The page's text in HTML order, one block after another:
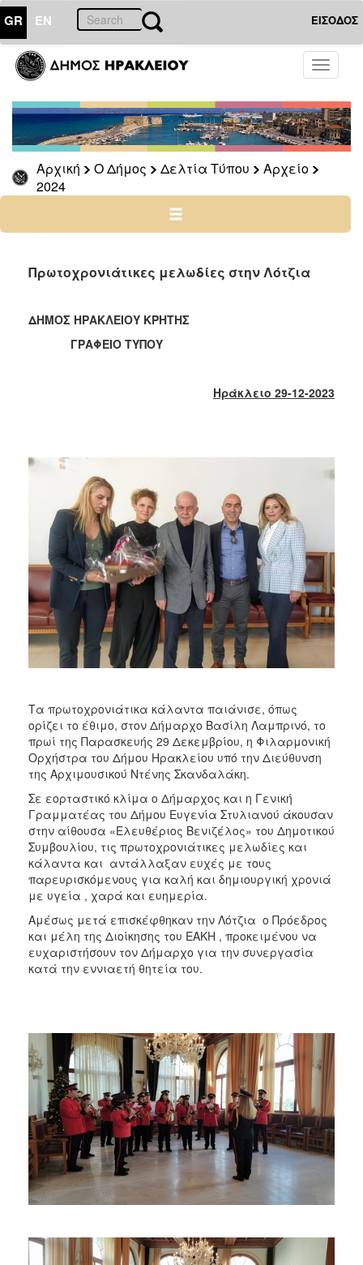
GR EN ΕΙΣΟΔΟΣ
Toggle
Αρχική Ο Δήμος Δελτία Τύπου
Αρχείο
2024
ΔΗΜΟΣ
Δελτία
Τύπου
Αρχείο
2026
2025
2022
2020
2019
2013
2012
2011
2010
2006
ΤΟΠΟΣ
ΑΝΘΕΚΤΙΚΗ
ΠΟΛΗ
Πρωτοχρονιάτικες μελωδίες στην Λότζια
ΔΗΜΟΣ ΗΡΑΚΛΕΙΟΥ ΚΡΗΤΗΣ
ΓΡΑΦΕΙΟ ΤΥΠΟΥ
Ηράκλειο 29-12-2023
Τα πρωτοχρονιάτικα κάλαντα παιάνισε, όπως
ορίζει το έθιμο, στον Δήμαρχο Βασίλη Λαμπρινό, το
πρωί της Παρασκευής 29 Δεκεμβρίου, η Φιλαρμονική
Ορχήστρα του Δήμου Ηρακλείου υπό την Διεύθυνση
της Αρχιμουσικού Ντένης Σκανδαλάκη.
Σε εορταστικό κλίμα ο Δήμαρχος και η Γενική
Γραμματέας του Δήμου Ευγενία Στυλιανού άκουσαν
στην αίθουσα «Ελευθέριος Βενιζέλος» του Δημοτικού
Συμβουλίου, τις πρωτοχρονιάτικες μελωδίες και
κάλαντα και αντάλλαξαν ευχές με τους
παρευρισκόμενους για καλή και δημιουργική χρονιά
με υγεία , χαρά και ευημερία.
Αμέσως μετά επισκέφθηκαν την Λότζια ο Πρόεδρος
και μέλη της Διοίκησης του ΕΑΚΗ , προκειμένου να
ευχαριστήσουν τον Δήμαρχο για την συνεργασία
κατά την εννιαετή θητεία του.